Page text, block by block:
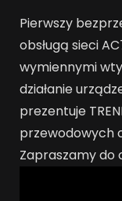
Pierwszy
obsługą sieci
wymiennymi
działanie
prezentuje
przewodowych
Zapraszamy do